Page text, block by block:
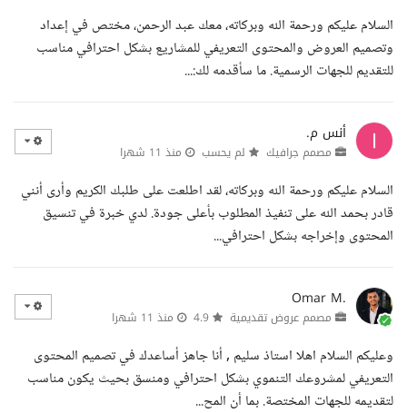
السلام عليكم ورحمة الله وبركاته، معك عبد الرحمن، مختص في إعداد
وتصميم العروض والمحتوى التعريفي للمشاريع بشكل احترافي مناسب
للتقديم للجهات الرسمية. ما سأقدمه لك:...
أنس م.
مصمم جرافيك لم يحسب منذ 11 شهرا
السلام عليكم ورحمة الله وبركاته، لقد اطلعت على طلبك الكريم وأرى أنني
قادر بحمد الله على تنفيذ المطلوب بأعلى جودة. لدي خبرة في تنسيق
المحتوى وإخراجه بشكل احترافي...
Omar M.
مصمم عروض تقديمية منذ 11 شهرا
وعليكم السلام اهلا استاذ سليم , أنا جاهز أساعدك في تصميم المحتوى
التعريفي لمشروعك التنموي بشكل احترافي ومنسق بحيث يكون مناسب
لتقديمه للجهات المختصة. بما أن المح...